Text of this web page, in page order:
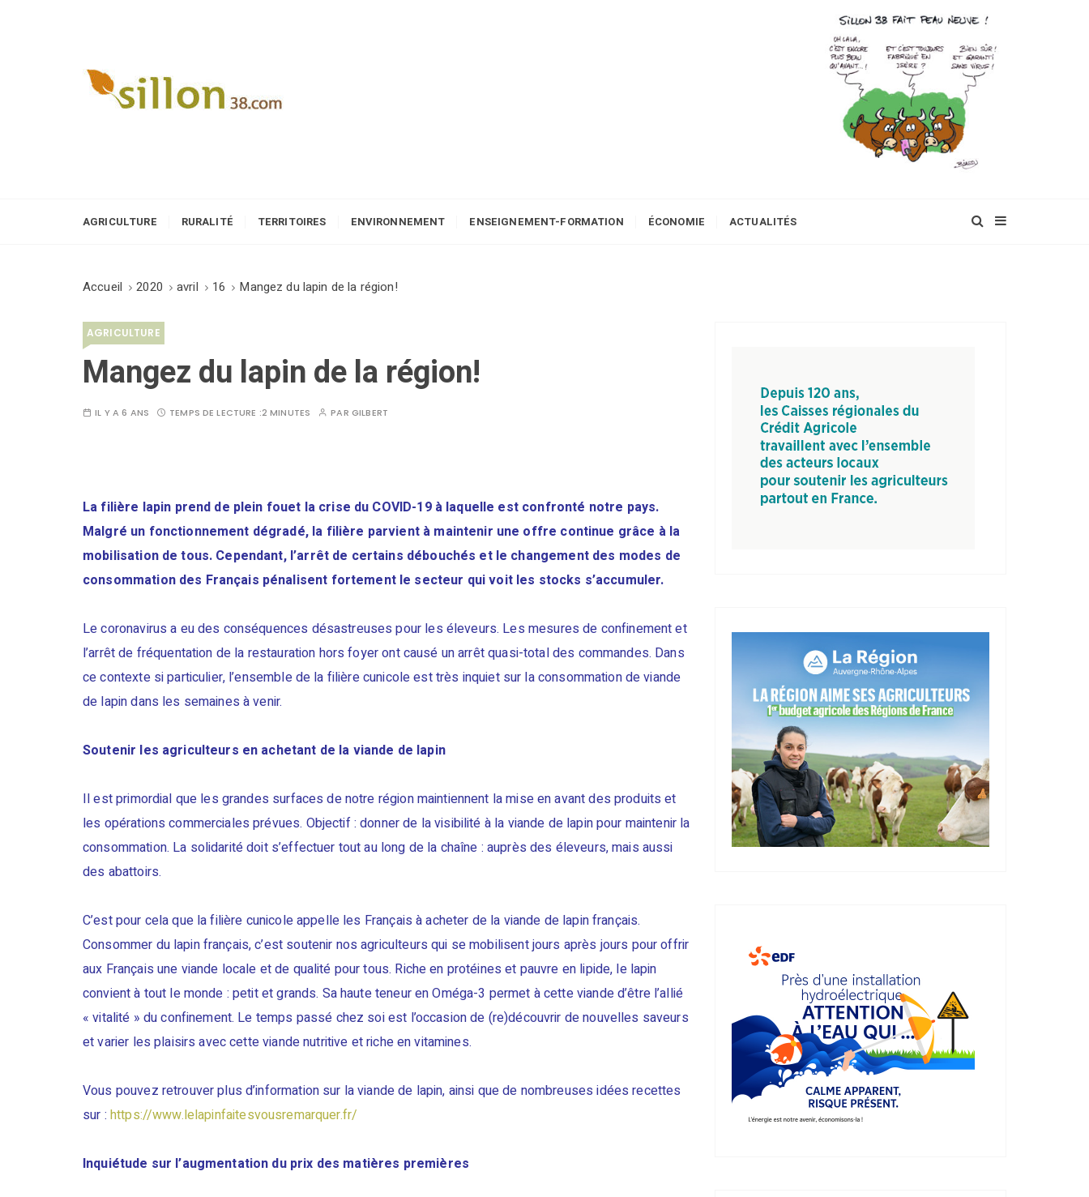
AGRICULTURE RURALITÉ TERRITOIRES ENVIRONNEMENT ENSEIGNEMENT-FORMATION ÉCONOMIE ACTUALITÉS
Accueil 2020 avril 16 Mangez du lapin de la région!
AGRICULTURE
Mangez du lapin de la région!
IL Y A 6 ANS TEMPS DE LECTURE :2 MINUTES PAR GILBERT
La filière lapin prend de plein fouet la crise du COVID-19 à laquelle est confronté notre pays.
Malgré un fonctionnement dégradé, la filière parvient à maintenir une offre continue grâce à la
mobilisation de tous. Cependant, l’arrêt de certains débouchés et le changement des modes de
consommation des Français pénalisent fortement le secteur qui voit les stocks s’accumuler.
Le coronavirus a eu des conséquences désastreuses pour les éleveurs. Les mesures de confinement et
l’arrêt de fréquentation de la restauration hors foyer ont causé un arrêt quasi-total des commandes. Dans
ce contexte si particulier, l’ensemble de la filière cunicole est très inquiet sur la consommation de viande
de lapin dans les semaines à venir.
Soutenir les agriculteurs en achetant de la viande de lapin
Il est primordial que les grandes surfaces de notre région maintiennent la mise en avant des produits et
les opérations commerciales prévues. Objectif : donner de la visibilité à la viande de lapin pour maintenir la
consommation. La solidarité doit s’effectuer tout au long de la chaîne : auprès des éleveurs, mais aussi
des abattoirs.
C’est pour cela que la filière cunicole appelle les Français à acheter de la viande de lapin français.
Consommer du lapin français, c’est soutenir nos agriculteurs qui se mobilisent jours après jours pour offrir
aux Français une viande locale et de qualité pour tous. Riche en protéines et pauvre en lipide, le lapin
convient à tout le monde : petit et grands. Sa haute teneur en Oméga-3 permet à cette viande d’être l’allié
« vitalité » du confinement. Le temps passé chez soi est l’occasion de (re)découvrir de nouvelles saveurs
et varier les plaisirs avec cette viande nutritive et riche en vitamines.
Vous pouvez retrouver plus d’information sur la viande de lapin, ainsi que de nombreuses idées recettes
sur : https://www.lelapinfaitesvousremarquer.fr/
Inquiétude sur l’augmentation du prix des matières premières